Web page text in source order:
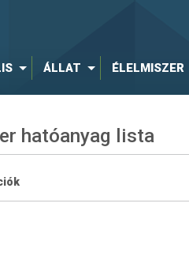
ÁLLAT ÉLELMISZER
hatóanyag lista